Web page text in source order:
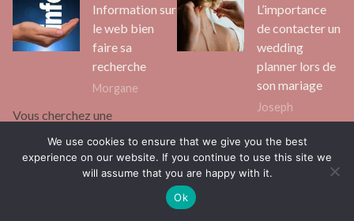
Information sur
le web bien
faire sa
recherche
Morgane
Vous cherchez une
information pertinente et
fiable sur le web ? Sachez que
vous devez faire preuve d’une
L’importance
de contacter un
wedding
planner lors de
son mariage
Joseph
Organiser un événement aussi
important que votre mariage
peut être extrêmement
stressant. Vous avez peut-être
We use cookies to ensure that we give you the best
experience on our website. If you continue to use this site we
will assume that you are happy with it.
Ok